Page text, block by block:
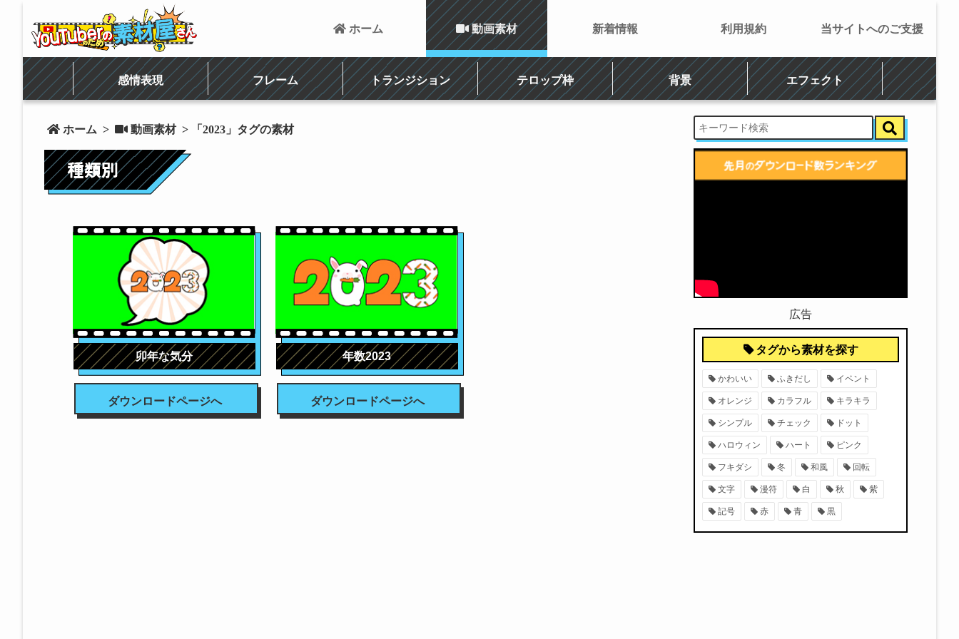
 ホーム  動画素材
感情表現 フレーム トランジション テロップ枠 背景 エフェクト
新着情報 利用規約 当サイトへのご支援
 ホーム >  動画素材 > 「2023」タグの素材
卯年な気分
ダウンロードページへ
年数2023
ダウンロードページへ
広告
タグから素材を探す
かわいい ふきだし イベント
オレンジ カラフル キラキラ
シンプル チェック ドット
ハロウィン ハート ピンク
フキダシ 冬 和風 回転
文字 漫符 白 秋 紫
記号 赤 青 黒